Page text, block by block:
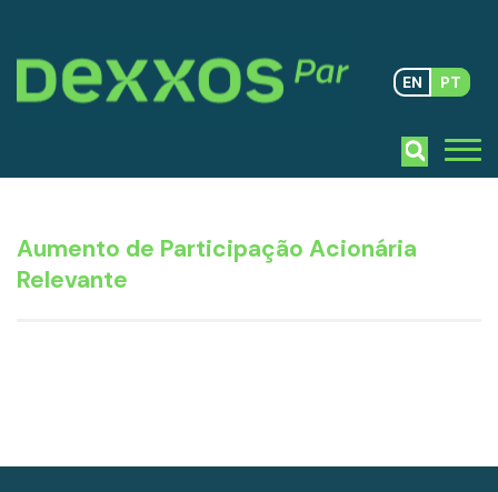
EN PT
Aumento de Participação Acionária
Relevante